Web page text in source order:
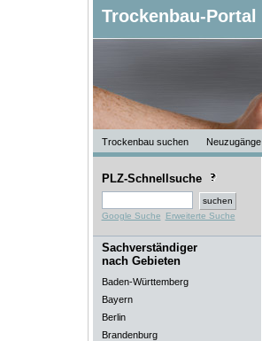
Trockenbau-Portal
Trockenbau suchen Neuzugänge
PLZ-Schnellsuche
Google Suche Erweiterte Suche
Sachverständiger
nach Gebieten
Baden-Württemberg
Bayern
Berlin
Brandenburg